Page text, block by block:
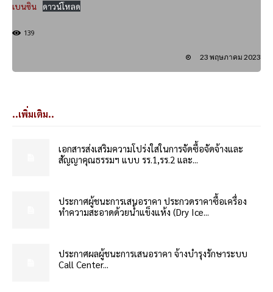
เบนซิน
ดาวน์โหลด
139
23 พฤษภาคม 2023
..เพิ่มเติม..
เอกสารส่งเสริมความโปร่งใสในการจัดซื้อจัดจ้างและ
สัญญาคุณธรรมฯ แบบ รร.1,รร.2 และ...
ประกาศผู้ชนะการเสนอราคา ประกวดราคาซื้อเครื่อง
ทำความสะอาดด้วยน้ำแข็งแห้ง (Dry Ice...
ประกาศผลผู้ชนะการเสนอราคา จ้างบำรุงรักษาระบบ
Call Center...